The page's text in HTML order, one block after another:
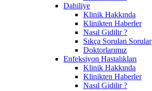
Dahiliye
Klinik Hakkında
Klinikten Haberler
Nasıl Gidilir ?
Sıkça Sorulan Sorular
Doktorlarımız
Enfeksiyon Hastalıkları
Klinik Hakkında
Klinikten Haberler
Nasıl Gidilir ?